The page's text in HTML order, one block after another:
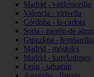
Madrid - valdemorillo
Valencia - xirivella
Córdoba - la-carlota
Soria - morón-de-
Gipuzkoa -
Madrid - móstoles
Madrid - torrelodones
León - sahagún
A-coruña - fisterra